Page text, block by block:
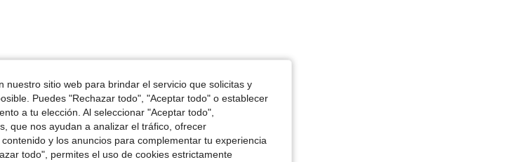
Útil (0)
nuestro sitio web para brindar el servicio que solicitas y
Puedes "Rechazar todo", "Aceptar todo" o establecer
a tu elección. Al seleccionar "Aceptar todo",
que nos ayudan a analizar el tráfico, ofrecer
y los anuncios para complementar tu experiencia
todo", permites el uso de cookies estrictamente